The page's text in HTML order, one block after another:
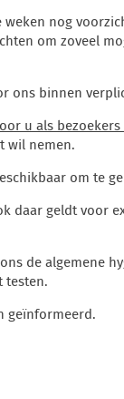
nog
om zoveel
ons binnen
u als bezoekers
wil nemen.
om te
daar geldt voor
de algemene
testen.
geïnformeerd.